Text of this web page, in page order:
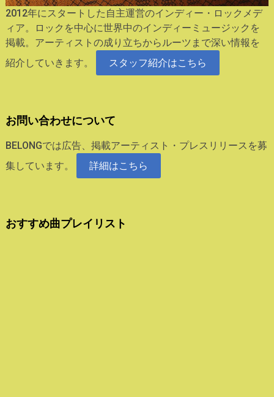
2012年にスタートした自主運営のインディー・ロックメデ
ィア。ロックを中心に世界中のインディーミュージックを
掲載。アーティストの成り立ちからルーツまで深い情報を
紹介していきます。
スタッフ紹介はこちら
お問い合わせについて
BELONGでは広告、掲載アーティスト・プレスリリースを募
集しています。
詳細はこちら
おすすめ曲プレイリスト